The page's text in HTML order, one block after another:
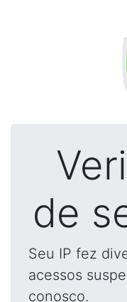
de
Seu IP fez
acessos
conosco.